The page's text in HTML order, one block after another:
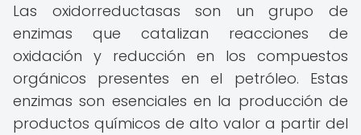
Las oxidorreductasas son un grupo de
enzimas que catalizan reacciones de
oxidación y reducción en los compuestos
orgánicos presentes en el petróleo. Estas
enzimas son esenciales en la producción de
productos químicos de alto valor a partir del